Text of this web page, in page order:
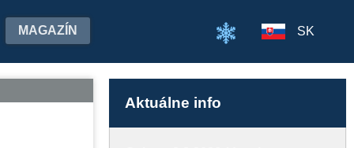
MAGAZÍN SK
Aktuálne info